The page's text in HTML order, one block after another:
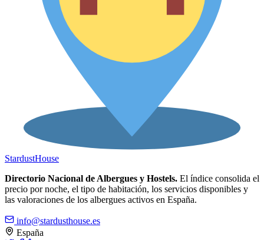
StardustHouse
Directorio Nacional de Albergues y Hostels. El índice consolida el
precio por noche, el tipo de habitación, los servicios disponibles y
las valoraciones de los albergues activos en España.
info@stardusthouse.es
España